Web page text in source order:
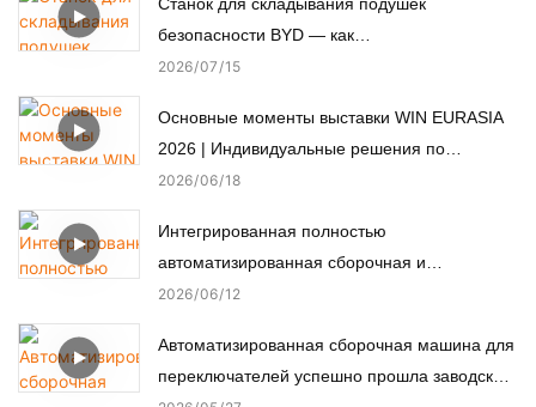
безопасности BYD — как
автоматизированное производство
2026 07 15
Основные моменты выставки WIN EURASIA
2026 | Индивидуальные решения по
автоматизации для электроники,
промышленности
2026 06 18
Интегрированная полностью
автоматизированная сборочная и
испытательная линия для нестандартных
2026 06 12
Автоматизированная сборочная машина для
переключателей успешно прошла заводские